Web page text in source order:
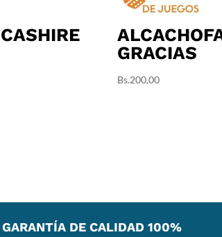
GRACIAS
Bs.200,00
GARANTÍA DE CALIDAD 100%